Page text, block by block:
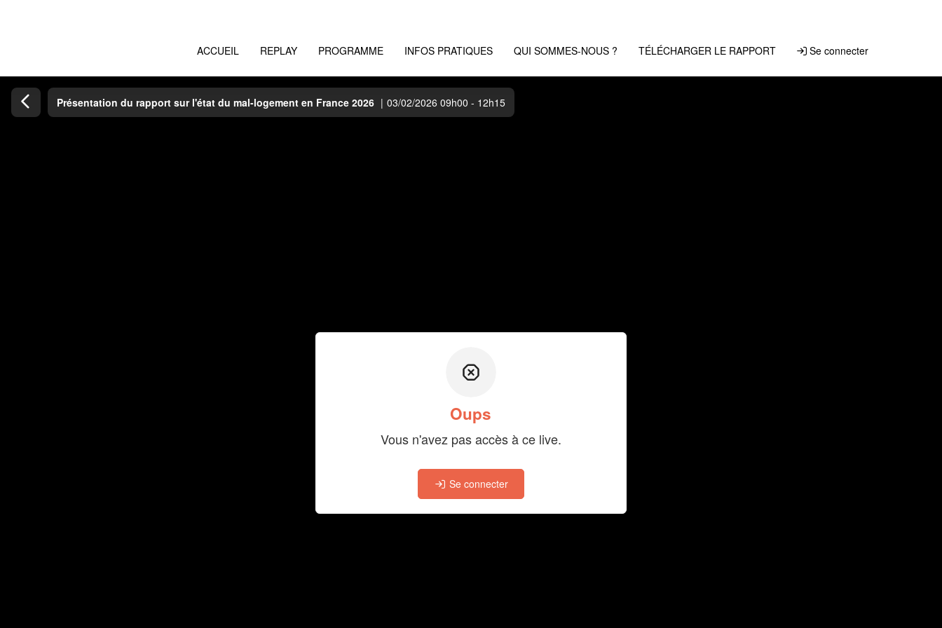
ACCUEIL REPLAY PROGRAMME INFOS PRATIQUES QUI SOMMES-NOUS ? TÉLÉCHARGER LE RAPPORT Se connecter
Présentation du rapport sur l'état du mal-logement en France 2026 | 03/02/2026 09h00 - 12h15
Oups
Vous n'avez pas accès à ce live.
Se connecter